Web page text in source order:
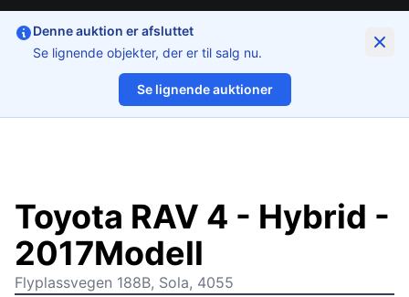
Denne auktion er afsluttet
Se lignende objekter, der er til salg nu.
Se lignende auktioner
1/8
Toyota RAV 4 - Hybrid -
2017Modell
Flyplassvegen 188B, Sola, 4055